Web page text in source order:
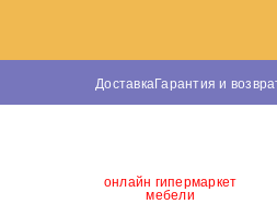
ДоставкаГарантия и
онлайн гипермаркет
мебели